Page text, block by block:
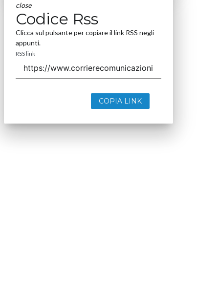
close
Codice Rss
Clicca sul pulsante per copiare il link RSS negli
appunti.
RSS link
COPIA LINK